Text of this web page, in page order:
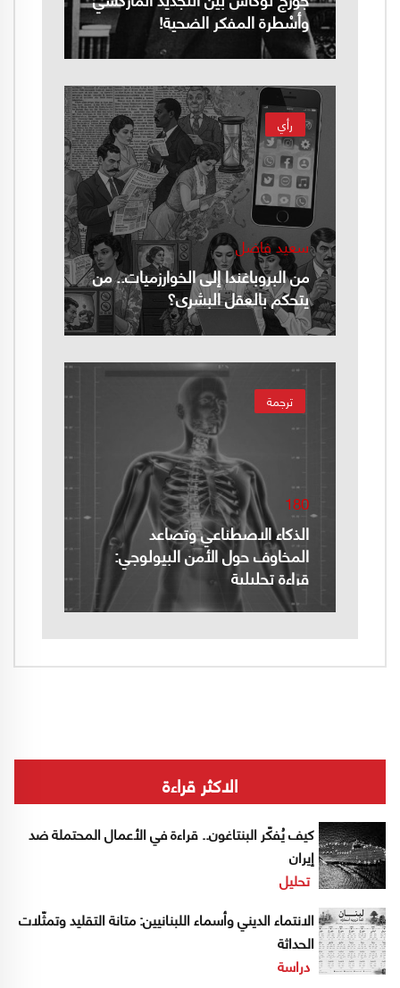
وأسْطرة المفكر الضحية!
رأي
سعيد فاضل
من البروباغندا إلى الخوارزميات.. من
يتحكم بالعقل البشري؟
ترجمة
180
الذكاء الاصطناعي وتصاعد
المخاوف حول الأمن البيولوجي:
قراءة تحليلية
الاكثر قراءة
كيف يُفكّر البنتاغون.. قراءة في الأعمال المحتملة ضد
إيران
تحليل
الانتماء الديني وأسماء اللبنانيين: متانة التقليد وتمثّلات
الحداثة
دراسة